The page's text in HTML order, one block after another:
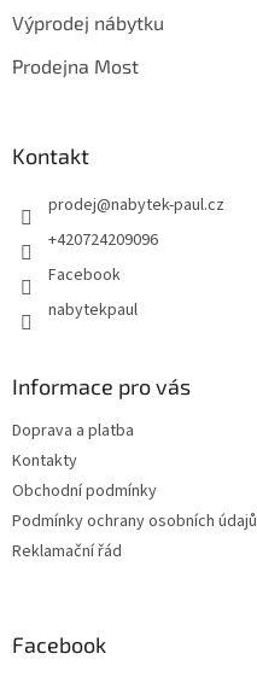
Výprodej nábytku
Prodejna Most
Kontakt
prodej@nabytek-paul.cz
+420724209096
Facebook
nabytekpaul
Informace pro vás
Doprava a platba
Kontakty
Obchodní podmínky
Podmínky ochrany osobních údajů
Reklamační řád
Facebook